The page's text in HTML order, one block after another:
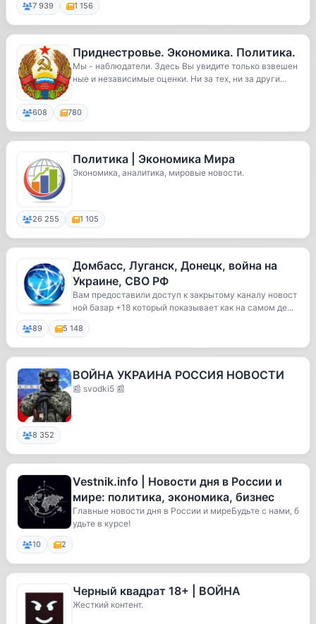
7 939 1 156
Приднестровье. Экономика. Политика.
Мы - наблюдатели. Здесь Вы увидите только взвешен
ные и независимые оценки. Ни за тех, ни за други...
608 780
Политика | Экономика Мира
Экономика, аналитика, мировые новости.
26 255 1 105
Домбасс, Луганск, Донецк, война на
Украине, СВО РФ
Вам предоставили доступ к закрытому каналу новост
ной базар +18 который показывает как на самом де...
89 5 148
ВОЙНА УКРАИНА РОССИЯ НОВОСТИ
📰 svodki5 📰
8 352
Vestnik.info | Новости дня в России и
мире: политика, экономика, бизнес
Главные новости дня в России и миреБудьте с нами, б
удьте в курсе!
10 2
Черный квадрат 18+ | ВОЙНА
Жесткий контент.